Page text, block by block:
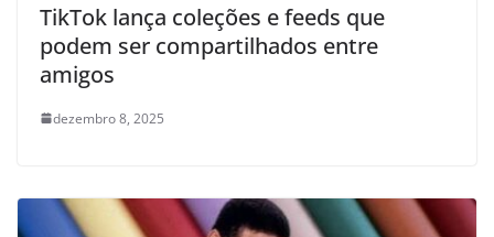
TikTok lança coleções e feeds que
podem ser compartilhados entre
amigos
dezembro 8, 2025